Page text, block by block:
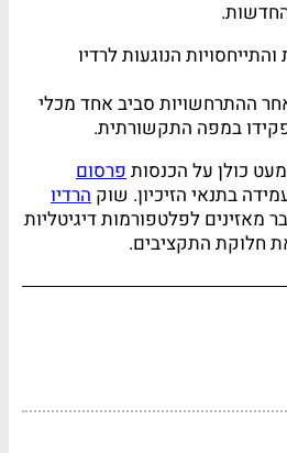
הנוגעות לרדיו
ההתרחשויות סביב אחד מכלי
במפה התקשורתית.
כולן על הכנסותפרסום
בתנאי הזיכיון. שוק הרדיו
לפלטפורמות דיגיטליות
חלוקת התקציבים.